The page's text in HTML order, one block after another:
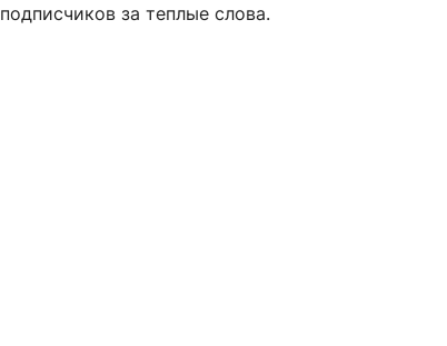
подписчиков за теплые слова.